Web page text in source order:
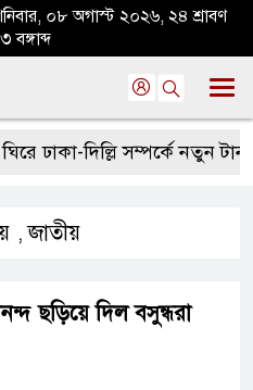
০৮ অগাস্ট ২০২৬, ২৪ শ্রাবণ
বঙ্গাব্দ
দিল্লি সম্পর্কে নতুন
,জাতীয়
ছড়িয়ে দিল বসুন্ধরা